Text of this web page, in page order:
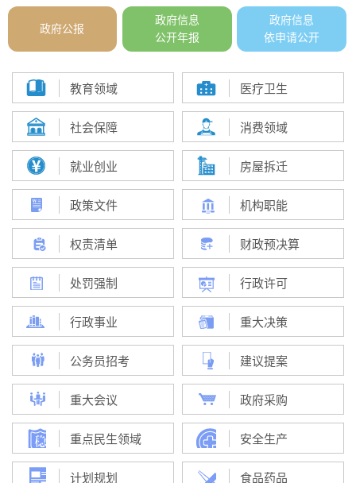
政府公报
政府信息
公开年报
政府信息
依申请公开
教育领域 医疗卫生
社会保障 消费领域
就业创业 房屋拆迁
政策文件 机构职能
权责清单 财政预决算
处罚强制 行政许可
行政事业 重大决策
公务员招考 建议提案
重大会议 政府采购
重点民生领域 安全生产
计划规划 食品药品